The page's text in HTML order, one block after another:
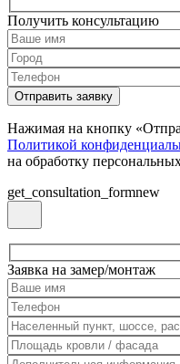
Получить консультацию
Нажимая на кнопку
Политикой
на обработку
get_consultation_formnew
Заявка на замер/монтаж